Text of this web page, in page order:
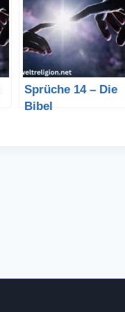
Sprüche 14 – Die
Bibel